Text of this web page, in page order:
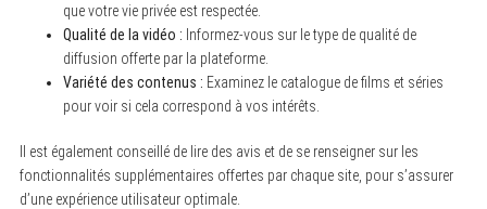
que votre vie privée est respectée.
Qualité de la vidéo : Informez-vous sur le type de qualité de
diffusion offerte par la plateforme.
Variété des contenus : Examinez le catalogue de films et séries
pour voir si cela correspond à vos intérêts.
Il est également conseillé de lire des avis et de se renseigner sur les
fonctionnalités supplémentaires offertes par chaque site, pour s’assurer
d’une expérience utilisateur optimale.